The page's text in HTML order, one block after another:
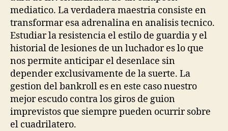
mediatico. La verdadera maestria consiste en
transformar esa adrenalina en analisis tecnico.
Estudiar la resistencia el estilo de guardia y el
historial de lesiones de un luchador es lo que
nos permite anticipar el desenlace sin
depender exclusivamente de la suerte. La
gestion del bankroll es en este caso nuestro
mejor escudo contra los giros de guion
imprevistos que siempre pueden ocurrir sobre
el cuadrilatero.